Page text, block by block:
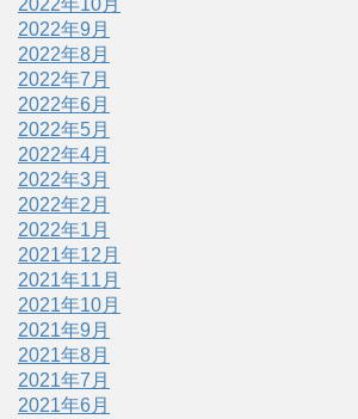
2022年9月
2022年8月
2022年7月
2022年6月
2022年5月
2022年4月
2022年3月
2022年2月
2022年1月
2021年12月
2021年11月
2021年10月
2021年9月
2021年8月
2021年7月
2021年6月